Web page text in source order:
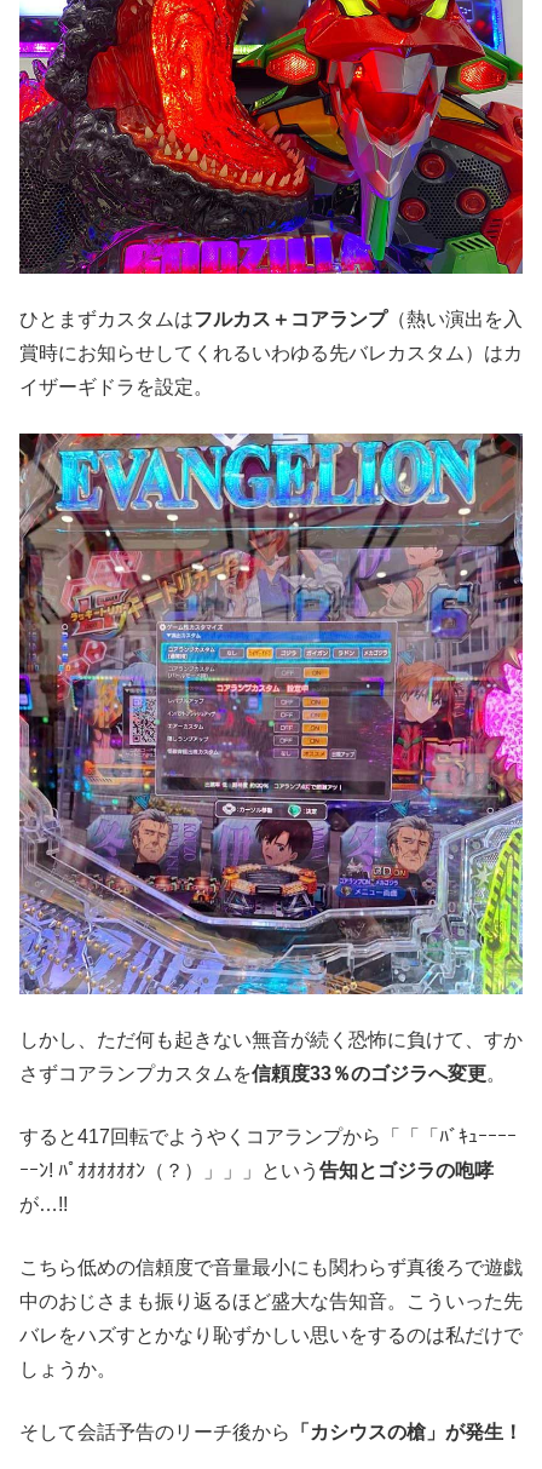
ひとまずカスタムはフルカス＋コアランプ（熱い演出を入
賞時にお知らせしてくれるいわゆる先バレカスタム）はカ
イザーギドラを設定。
しかし、ただ何も起きない無音が続く恐怖に負けて、すか
さずコアランプカスタムを信頼度33％のゴジラへ変更。
すると417回転でようやくコアランプから「「「ﾊﾞｷｭｰｰｰｰ
ｰｰﾝ! ﾊﾟｵｵｵｵｵｵﾝ（？）」」」という 告知とゴジラの咆哮
が…!!
こちら低めの信頼度で音量最小にも関わらず真後ろで遊戯
中のおじさまも振り返るほど盛大な告知音。こういった先
バレをハズすとかなり恥ずかしい思いをするのは私だけで
しょうか。
そして会話予告のリーチ後から 「カシウスの槍」が発生！